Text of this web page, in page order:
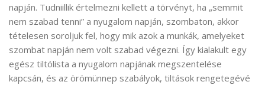
napján. Tudniillik értelmezni kellett a törvényt, ha „semmit
nem szabad tenni” a nyugalom napján, szombaton, akkor
tételesen soroljuk fel, hogy mik azok a munkák, amelyeket
szombat napján nem volt szabad végezni. Így kialakult egy
egész tiltólista a nyugalom napjának megszentelése
kapcsán, és az örömünnep szabályok, tiltások rengetegévé